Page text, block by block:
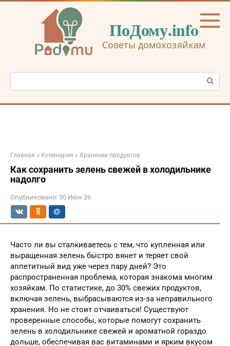
Перейти
ПоДому.info
Советы домохозяйкам
Поиск:
Главная » Кулинария » Хранение продуктов
Как сохранить зелень свежей в холодильнике
надолго
Опубликовано: 30 Июн 26
Часто ли вы сталкиваетесь с тем, что купленная или
выращенная зелень быстро вянет и теряет свой
аппетитный вид уже через пару дней? Это
распространенная проблема, которая знакома многим
хозяйкам. По статистике, до 30% свежих продуктов,
включая зелень, выбрасываются из-за неправильного
хранения. Но не стоит отчаиваться! Существуют
проверенные способы, которые помогут сохранить
зелень в холодильнике свежей и ароматной гораздо
дольше, обеспечивая вас витаминами и ярким вкусом